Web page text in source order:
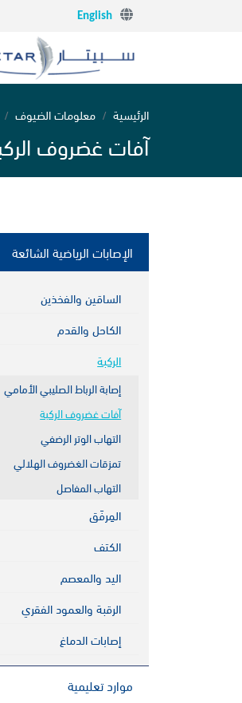
English
الرئيسية معلومات الضيوف
آفات غضروف
الإصابات الرياضية الشائعة
الساقين والفخذين
الكاحل والقدم
الركبة
إصابة الرباط الصليبي الأمامي
آفات غضروف الركبة
التهاب الوتر الرضفي
تمزقات الغضروف الهلالي
التهاب المفاصل
المِرفَق
الكتف
اليد والمعصم
الرقبة والعمود الفقري
إصابات الدماغ
موارد تعليمية